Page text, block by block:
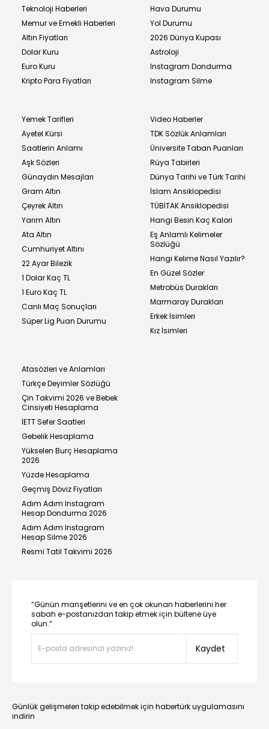
Teknoloji Haberleri
Memur ve Emekli Haberleri
Altın Fiyatları
Dolar Kuru
Euro Kuru
Kripto Para Fiyatları
Hava Durumu
Yol Durumu
2026 Dünya Kupası
Astroloji
Instagram Dondurma
Instagram Silme
Yemek Tarifleri
Ayetel Kürsi
Saatlerin Anlamı
Aşk Sözleri
Günaydın Mesajları
Gram Altın
Çeyrek Altın
Yarım Altın
Ata Altın
Cumhuriyet Altını
22 Ayar Bilezik
1 Dolar Kaç TL
1 Euro Kaç TL
Canlı Maç Sonuçları
Süper Lig Puan Durumu
Video Haberler
TDK Sözlük Anlamları
Üniversite Taban Puanları
Rüya Tabirleri
Dünya Tarihi ve Türk Tarihi
İslam Ansiklopedisi
TÜBİTAK Ansiklopedisi
Hangi Besin Kaç Kalori
Eş Anlamlı Kelimeler
Sözlüğü
Hangi Kelime Nasıl Yazılır?
En Güzel Sözler
Metrobüs Durakları
Marmaray Durakları
Erkek İsimleri
Kız İsimleri
Atasözleri ve Anlamları
Türkçe Deyimler Sözlüğü
Çin Takvimi 2026 ve Bebek
Cinsiyeti Hesaplama
İETT Sefer Saatleri
Gebelik Hesaplama
Yükselen Burç Hesaplama
2026
Yüzde Hesaplama
Geçmiş Döviz Fiyatları
Adım Adım Instagram
Hesap Dondurma 2026
Adım Adım Instagram
Hesap Silme 2026
Resmi Tatil Takvimi 2026
“Günün manşetlerini ve en çok okunan haberlerini her
sabah e-postanızdan takip etmek için bültene üye
olun.”
Kaydet
Günlük gelişmeleri takip edebilmek için habertürk uygulamasını
indirin